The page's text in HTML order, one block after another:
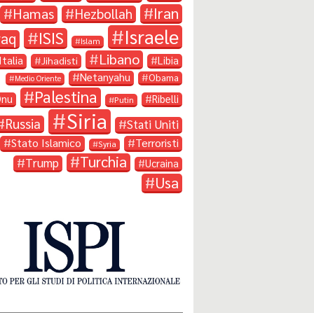
Hamas Hezbollah Iran
ISIS Islam Israele
Jihadisti Libano Libia
Medio Oriente Netanyahu Obama
Palestina Putin Ribelli
Russia Siria Stati Uniti
Stato Islamico Syria Terroristi
Trump Turchia Ucraina
Usa